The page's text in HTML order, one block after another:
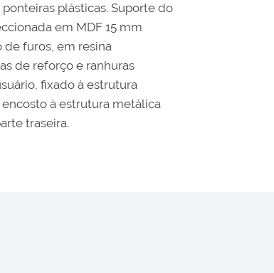
plásticas. Suporte do
em MDF 15 mm
de furos, em resina
de reforço e ranhuras
fixado à estrutura
à estrutura metálica
traseira.